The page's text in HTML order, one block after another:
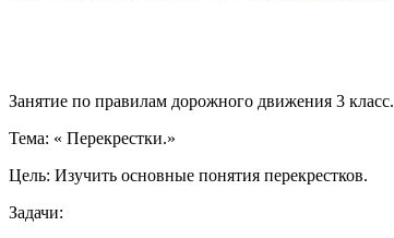
Занятие по правилам дорожного движения 3 класс.
Тема: « Перекрестки.»
Цель: Изучить основные понятия перекрестков.
Задачи: